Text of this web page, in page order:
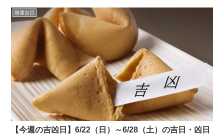
開運吉日
【今週の吉凶日】6/22（日）～6/28（土）の吉日・凶日